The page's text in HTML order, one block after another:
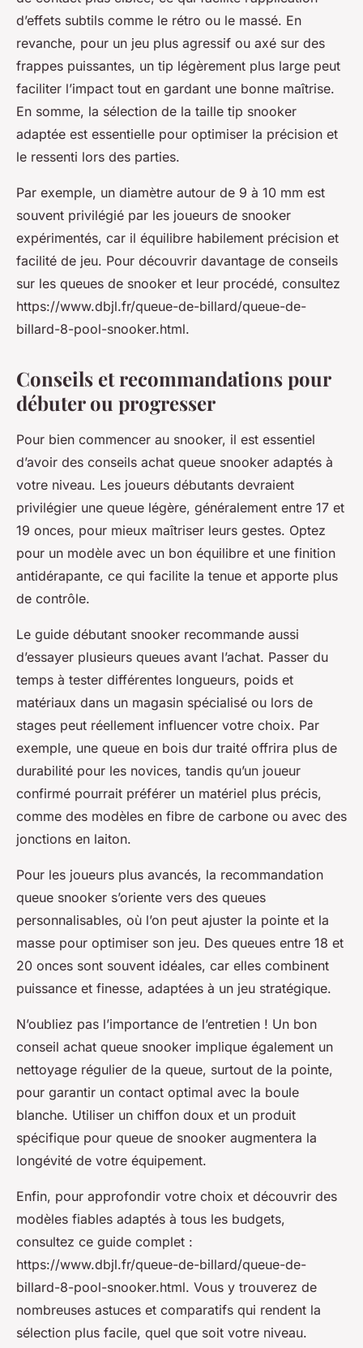
d’effets subtils comme le rétro ou le massé. En
revanche, pour un jeu plus agressif ou axé sur des
frappes puissantes, un tip légèrement plus large peut
faciliter l’impact tout en gardant une bonne maîtrise.
En somme, la sélection de la taille tip snooker
adaptée est essentielle pour optimiser la précision et
le ressenti lors des parties.
Par exemple, un diamètre autour de 9 à 10 mm est
souvent privilégié par les joueurs de snooker
expérimentés, car il équilibre habilement précision et
facilité de jeu. Pour découvrir davantage de conseils
sur les queues de snooker et leur procédé, consultez
https://www.dbjl.fr/queue-de-billard/queue-de-
billard-8-pool-snooker.html.
Conseils et recommandations pour
débuter ou progresser
Pour bien commencer au snooker, il est essentiel
d’avoir des conseils achat queue snooker adaptés à
votre niveau. Les joueurs débutants devraient
privilégier une queue légère, généralement entre 17 et
19 onces, pour mieux maîtriser leurs gestes. Optez
pour un modèle avec un bon équilibre et une finition
antidérapante, ce qui facilite la tenue et apporte plus
de contrôle.
Le guide débutant snooker recommande aussi
d’essayer plusieurs queues avant l’achat. Passer du
temps à tester différentes longueurs, poids et
matériaux dans un magasin spécialisé ou lors de
stages peut réellement influencer votre choix. Par
exemple, une queue en bois dur traité offrira plus de
durabilité pour les novices, tandis qu’un joueur
confirmé pourrait préférer un matériel plus précis,
comme des modèles en fibre de carbone ou avec des
jonctions en laiton.
Pour les joueurs plus avancés, la recommandation
queue snooker s’oriente vers des queues
personnalisables, où l’on peut ajuster la pointe et la
masse pour optimiser son jeu. Des queues entre 18 et
20 onces sont souvent idéales, car elles combinent
puissance et finesse, adaptées à un jeu stratégique.
N’oubliez pas l’importance de l’entretien ! Un bon
conseil achat queue snooker implique également un
nettoyage régulier de la queue, surtout de la pointe,
pour garantir un contact optimal avec la boule
blanche. Utiliser un chiffon doux et un produit
spécifique pour queue de snooker augmentera la
longévité de votre équipement.
Enfin, pour approfondir votre choix et découvrir des
modèles fiables adaptés à tous les budgets,
consultez ce guide complet :
https://www.dbjl.fr/queue-de-billard/queue-de-
billard-8-pool-snooker.html. Vous y trouverez de
nombreuses astuces et comparatifs qui rendent la
sélection plus facile, quel que soit votre niveau.